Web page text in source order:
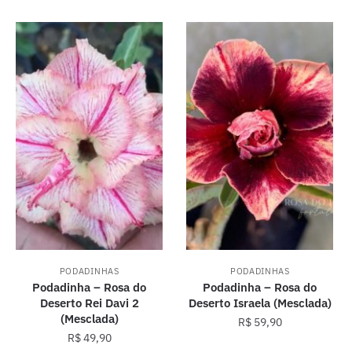
PODADINHAS
Podadinha – Rosa do
Deserto Rei Davi 2
(Mesclada)
R$49,90
PODADINHAS
Podadinha – Rosa do
Deserto Israela (Mesclada)
R$59,90